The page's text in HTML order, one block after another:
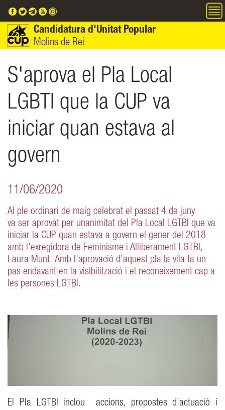
Candidatura d'Unitat Popular
Molins de Rei
S'aprova el Pla Local
LGBTI que la CUP va
iniciar quan estava al
govern
11/06/2020
Al ple ordinari de maig celebrat el passat 4 de juny
va ser aprovat per unanimitat del Pla Local LGTBI que va
iniciar la CUP quan estava a govern el gener del 2018
amb l’exregidora de Feminisme i Alliberament LGTBI,
Laura Munt. Amb l’aprovació d’aquest pla la vila fa un
pas endavant en la visibilització i el reconeixement cap a
les persones LGTBI.
El Pla LGTBI inclou accions, propostes d’actuació i